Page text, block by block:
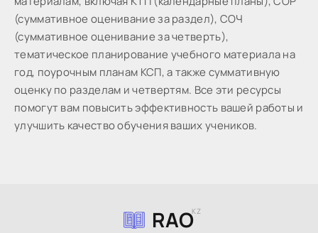
(суммативное оценивание за раздел), СОЧ
(суммативное оценивание за четверть),
тематическое планирование учебного материала на
год, поурочным планам КСП, а также суммативную
оценку по разделам и четвертям. Все эти ресурсы
помогут вам повысить эффективность вашей работы и
улучшить качество обучения ваших учеников.
RAOKZ